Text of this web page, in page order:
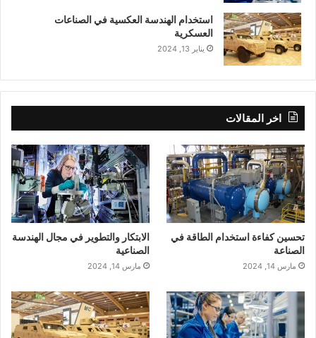
استخدام الهندسة العكسية في الصناعات
العسكرية
يناير 13, 2024
اخر المقالات
تحسين كفاءة استخدام الطاقة في
الصناعة
مارس 14, 2024
الابتكار والتطوير في مجال الهندسة
الصناعية
مارس 14, 2024